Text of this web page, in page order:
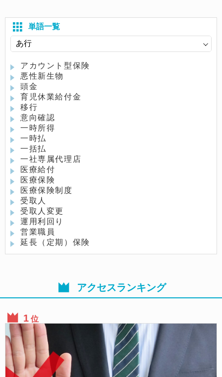
単語一覧
アカウント型保険
悪性新生物
頭金
育児休業給付金
移行
意向確認
一時所得
一時払
一括払
一社専属代理店
医療給付
医療保険
医療保険制度
受取人
受取人変更
運用利回り
営業職員
延長（定期）保険
アクセスランキング
位